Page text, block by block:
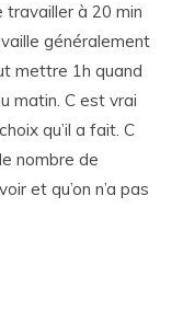
travailler à 20 min
généralement
mettre 1h quand
matin. C est vrai
qu’il a fait. C
nombre de
et qu’on n’a pas